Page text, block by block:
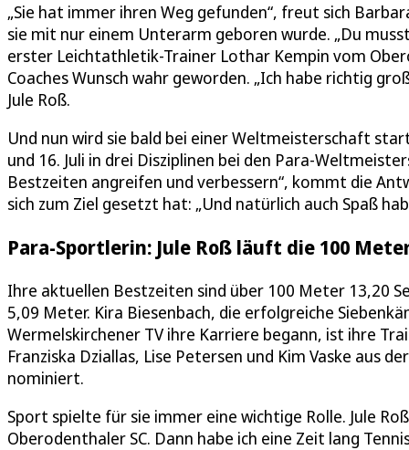
„Sie hat immer ihren Weg gefunden“, freut sich
sie mit nur einem Unterarm geboren wurde. „Du
erster Leichtathletik-Trainer Lothar Kempin vom
Coaches Wunsch wahr geworden. „Ich habe richtig
Jule Roß.
Und nun wird sie bald bei einer Weltmeisterschaft
und 16. Juli in drei Disziplinen bei den Para-
Bestzeiten angreifen und verbessern“, kommt die
sich zum Ziel gesetzt hat: „Und natürlich auch Spaß
Para-Sportlerin: Jule Roß läuft die 100
Ihre aktuellen Bestzeiten sind über 100 Meter 13,20
5,09 Meter. Kira Biesenbach, die erfolgreiche
Wermelskirchener TV ihre Karriere begann, ist ihre
Franziska Dziallas, Lise Petersen und Kim Vaske aus
nominiert.
Sport spielte für sie immer eine wichtige Rolle. Jule
Oberodenthaler SC. Dann habe ich eine Zeit lang